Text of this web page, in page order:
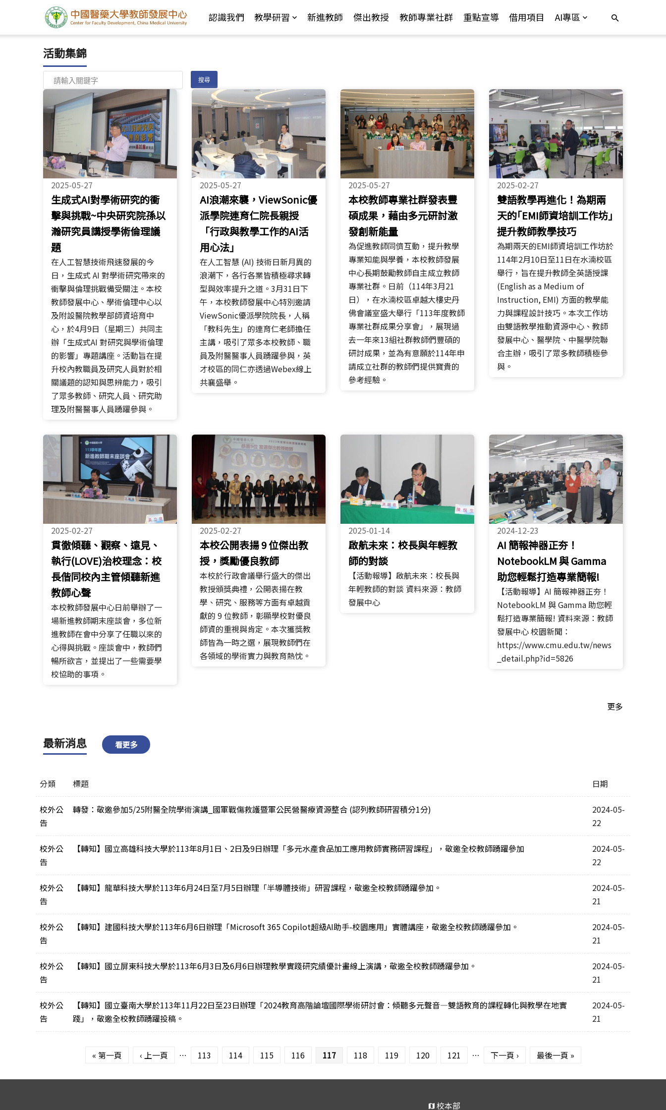
認識我們 教學研習 新進教師 傑出教授 教師專業社群 重點宣導 借用項目 AI專區
活動集錦
2025-05-27
生成式AI對學術研究的衝
擊與挑戰~中央研究院孫以
瀚研究員講授學術倫理議
題
在人工智慧技術飛速發展的今
日，生成式 AI 對學術研究帶來的
衝擊與倫理挑戰備受關注。本校
教師發展中心、學術倫理中心以
及附設醫院教學部師資培育中
心，於4月9日（星期三）共同主
辦「生成式AI 對研究與學術倫理
的影響」專題講座。活動旨在提
升校內教職員及研究人員對於相
關議題的認知與思辨能力，吸引
了眾多教師、研究人員、研究助
理及附醫醫事人員踴躍參與。
2025-05-27
AI浪潮來襲，ViewSonic優
派學院連育仁院長親授
「行政與教學工作的AI活
用心法」
在人工智慧 (AI) 技術日新月異的
浪潮下，各行各業皆積極尋求轉
型與效率提升之道。3月31日下
午，本校教師發展中心特別邀請
ViewSonic優派學院院長，人稱
「教科先生」的連育仁老師擔任
主講，吸引了眾多本校教師、職
員及附醫醫事人員踴躍參與，英
才校區的同仁亦透過Webex線上
共襄盛舉。
2025-05-27
本校教師專業社群發表豐
碩成果，藉由多元研討激
發創新能量
為促進教師同儕互動，提升教學
專業知能與學養，本校教師發展
中心長期鼓勵教師自主成立教師
專業社群。日前（114年3月21
日），在水湳校區卓越大樓史丹
佛會議室盛大舉行「113年度教師
專業社群成果分享會」，展現過
去一年來13組社群教師們豐碩的
研討成果，並為有意願於114年申
請成立社群的教師們提供寶貴的
參考經驗。
2025-02-27
雙語教學再進化！為期兩
天的｢EMI師資培訓工作坊｣
提升教師教學技巧
為期兩天的EMI師資培訓工作坊於
114年2月10日至11日在水湳校區
舉行，旨在提升教師全英語授課
(English as a Medium of
Instruction, EMI) 方面的教學能
力與課程設計技巧。本次工作坊
由雙語教學推動資源中心、教師
發展中心、醫學院、中醫學院聯
合主辦，吸引了眾多教師積極參
與。
2025-02-27
貫徹傾聽、觀察、遠見、
執行(LOVE)治校理念：校
長偕同校內主管傾聽新進
教師心聲
本校教師發展中心日前舉辦了一
場新進教師期末座談會，多位新
進教師在會中分享了任職以來的
心得與挑戰。座談會中，教師們
暢所欲言，並提出了一些需要學
校協助的事項。
2025-02-27
本校公開表揚 9 位傑出教
授，獎勵優良教師
本校於行政會議舉行盛大的傑出
教授頒獎典禮，公開表揚在教
學、研究、服務等方面有卓越貢
獻的 9 位教師，彰顯學校對優良
師資的重視與肯定。本次獲獎教
師皆為一時之選，展現教師們在
各領域的學術實力與教育熱忱。
2025-01-14
啟航未來：校長與年輕教
師的對談
【活動報導】啟航未來：校長與
年輕教師的對談 資料來源：教師
發展中心
2024-12-23
AI 簡報神器正夯！
NotebookLM 與 Gamma
助您輕鬆打造專業簡報!
【活動報導】AI 簡報神器正夯！
NotebookLM 與 Gamma 助您輕
鬆打造專業簡報! 資料來源：教師
發展中心 校園新聞：
https://www.cmu.edu.tw/news
_detail.php?id=5826
更多
最新消息 看更多
分類 標題 日期
校外公
告
轉發：敬邀參加5/25附醫全院學術演講_國軍戰傷救護暨軍公民營醫療資源整合 (認列教師研習積分1分)
2024-05-
22
校外公
告
【轉知】國立高雄科技大學於113年8月1日、2日及9日辦理「多元水產食品加工應用教師實務研習課程」，敬邀全校教師踴躍參加
2024-05-
22
校外公
告
【轉知】龍華科技大學於113年6月24日至7月5日辦理「半導體技術」研習課程，敬邀全校教師踴躍參加。
2024-05-
21
校外公
告
【轉知】建國科技大學於113年6月6日辦理「Microsoft 365 Copilot超級AI助手-校園應用」實體講座，敬邀全校教師踴躍參加。
2024-05-
21
校外公
告
【轉知】國立屏東科技大學於113年6月3日及6月6日辦理教學實踐研究績優計畫線上演講，敬邀全校教師踴躍參加。
2024-05-
21
校外公
告
【轉知】國立臺南大學於113年11月22日至23日辦理「2024教育高階論壇國際學術研討會：傾聽多元聲音—雙語教育的課程轉化與教學在地實
踐」，敬邀全校教師踴躍投稿。
2024-05-
21
« 第一頁 ‹ 上一頁 … 113 114 115 116 117 118 119 120 121 … 下一頁 › 最後一頁 »
校本部